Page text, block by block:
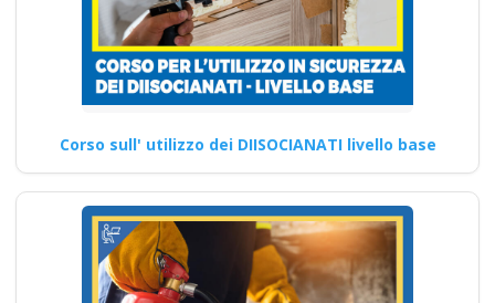
Corso sull' utilizzo dei DIISOCIANATI livello base